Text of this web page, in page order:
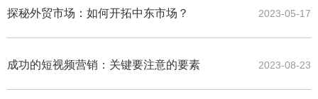
2023-05-17
探秘外贸市场：如何开拓中东市场？
2023-08-23
成功的短视频营销：关键要注意的要素